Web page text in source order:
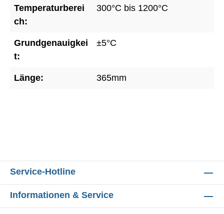
Temperaturberei
ch:
300°C bis 1200°C
Grundgenauigkei
t:
±5°C
Länge: 365mm
Service-Hotline
Informationen & Service